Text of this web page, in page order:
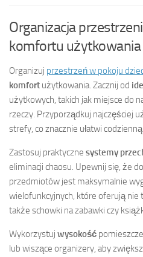
Organizacja
komfortu użytkowania
Organizuj przestrzeń w pokoju
komfort użytkowania. Zacznij od
użytkowych, takich jak miejsce do
rzeczy. Przyporządkuj najczęściej
strefy, co znacznie ułatwi codzienną
Zastosuj praktyczne systemy
eliminacji chaosu. Upewnij się, że
przedmiotów jest maksymalnie
wielofunkcyjnych, które oferują nie
także schowki na zabawki czy
Wykorzystuj wysokość
lub wiszące organizery, aby